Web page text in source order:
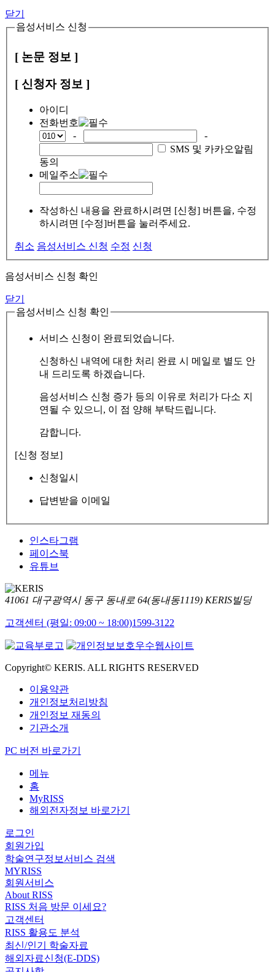
닫기
음성서비스 신청
[ 논문 정보 ]
[ 신청자 정보 ]
아이디
전화번호
-
-
SMS 및 카카오알림
동의
메일주소
작성하신 내용을 완료하시려면 [신청] 버튼을, 수정
하시려면 [수정]버튼을 눌러주세요.
취소 음성서비스 신청 수정 신청
음성서비스 신청 확인
닫기
음성서비스 신청 확인
서비스 신청이 완료되었습니다.
신청하신 내역에 대한 처리 완료 시 메일로 별도 안
내 드리도록 하겠습니다.
음성서비스 신청 증가 등의 이유로 처리가 다소 지
연될 수 있으니, 이 점 양해 부탁드립니다.
감합니다.
[신청 정보]
신청일시
답변받을 이메일
인스타그램
페이스북
유튜브
41061 대구광역시 동구 동내로 64(동내동1119) KERIS빌딩
고객센터 (평일: 09:00 ~ 18:00)1599-3122
Copyright© KERIS. ALL RIGHTS RESERVED
이용약관
개인정보처리방침
개인정보 재동의
기관소개
PC 버전 바로가기
메뉴
홈
MyRISS
해외전자정보 바로가기
로그인
회원가입
학술연구정보서비스 검색
MYRISS
회원서비스
About RISS
RISS 처음 방문 이세요?
고객센터
RISS 활용도 분석
최신/인기 학술자료
해외자료신청(E-DDS)